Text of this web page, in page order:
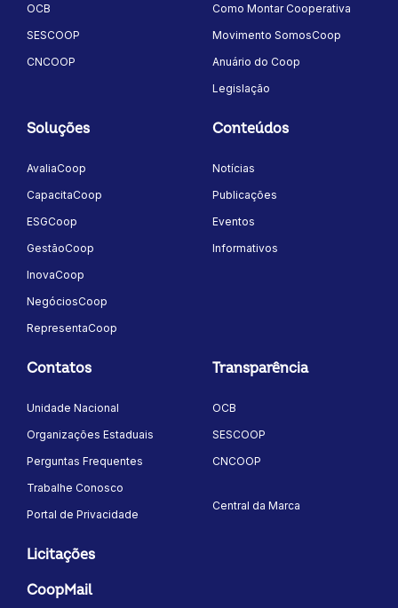
OCB
SESCOOP
CNCOOP
Como Montar Cooperativa
Movimento SomosCoop
Anuário do Coop
Legislação
Soluções
AvaliaCoop
CapacitaCoop
ESGCoop
GestãoCoop
InovaCoop
NegóciosCoop
RepresentaCoop
Conteúdos
Notícias
Publicações
Eventos
Informativos
Contatos
Unidade Nacional
Organizações Estaduais
Perguntas Frequentes
Trabalhe Conosco
Portal de Privacidade
Transparência
OCB
SESCOOP
CNCOOP
Central da Marca
Licitações
CoopMail